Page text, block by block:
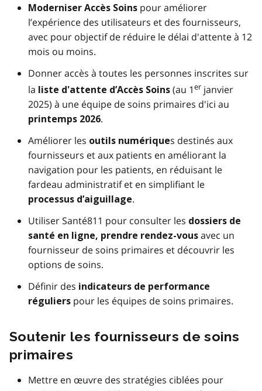
Moderniser Accès Soins pour améliorer
l’expérience des utilisateurs et des fournisseurs,
avec pour objectif de réduire le délai d'attente à 12
mois ou moins.
Donner accès à toutes les personnes inscrites sur
la liste d'attente d’Accès Soins (au 1er janvier
2025) à une équipe de soins primaires d'ici au
printemps 2026.
Améliorer les outils numériques destinés aux
fournisseurs et aux patients en améliorant la
navigation pour les patients, en réduisant le
fardeau administratif et en simplifiant le
processus d’aiguillage.
Utiliser Santé811 pour consulter les dossiers de
santé en ligne, prendre rendez-vous avec un
fournisseur de soins primaires et découvrir les
options de soins.
Définir des indicateurs de performance
réguliers pour les équipes de soins primaires.
Soutenir les fournisseurs de soins
primaires
Mettre en œuvre des stratégies ciblées pour